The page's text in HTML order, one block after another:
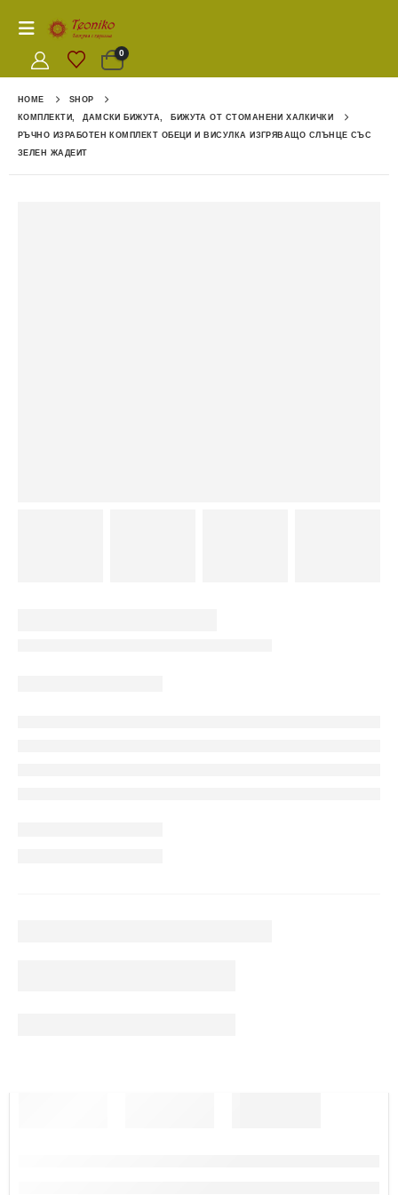
0
HOME
SHOP
КОМПЛЕКТИ
ДАМСКИ БИЖУТА
БИЖУТА ОТ СТОМАНЕНИ ХАЛКИЧКИ
РЪЧНО ИЗРАБОТЕН КОМПЛЕКТ ОБЕЦИ И ВИСУЛКА ИЗГРЯВАЩО СЛЪНЦЕ СЪС
ЗЕЛЕН ЖАДЕИТ